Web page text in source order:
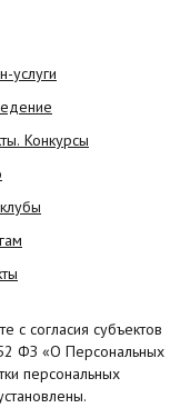
услуги
Конкурсы
с согласия субъектов
ФЗ «О Персональных
персональных